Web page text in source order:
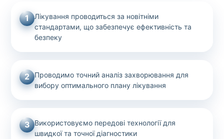
1
Лікування проводиться за новітніми
стандартами, що забезпечує ефективність та
безпеку
2
Проводимо точний аналіз захворювання для
вибору оптимального плану лікування
3 Використовуємо передові технології для
швидкої та точної діагностики